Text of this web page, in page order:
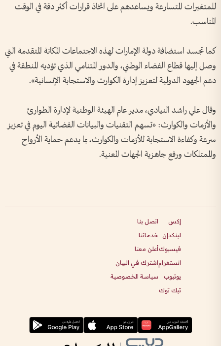
للمتغيرات المتسارعة ويساعدهم على اتخاذ قرارات أكثر دقة في الوقت
المناسب.
كما تجسد استضافة دولة الإمارات لهذه الاجتماعات المكانة المتقدمة التي
وصل إليها قطاع الفضاء الوطني، والدور المتنامي الذي تؤديه المنطقة في
دعم الجهود الدولية لتعزيز إدارة الكوارث والاستجابة الإنسانية».
وقال علي راشد النيادي، مدير عام الهيئة الوطنية لإدارة الطوارئ
والأزمات والكوارث: «تسهم التقنيات والبيانات الفضائية اليوم في تعزيز
سرعة وكفاءة الاستجابة للأزمات والكوارث، بما يدعم حماية الأرواح
والممتلكات ورفع جاهزية الجهات المعنية.
إكس
لينكدإن
فيسبوك
انستغرام
يوتيوب
تيك توك
اتصل بنا
خدماتنا
أعلن معنا
اشترك في البيان
سياسة الخصوصية